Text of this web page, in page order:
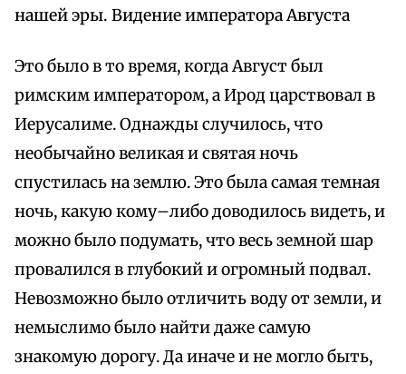
нашей эры. Видение императора Августа
Это было в то время, когда Август был
римским императором, а Ирод царствовал в
Иерусалиме. Однажды случилось, что
необычайно великая и святая ночь
спустилась на землю. Это была самая темная
ночь, какую кому–либо доводилось видеть, и
можно было подумать, что весь земной шар
провалился в глубокий и огромный подвал.
Невозможно было отличить воду от земли, и
немыслимо было найти даже самую
знакомую дорогу. Да иначе и не могло быть,